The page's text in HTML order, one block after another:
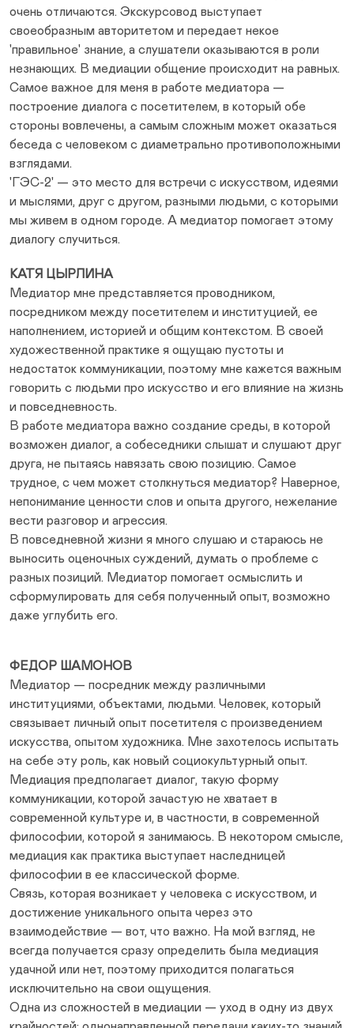
очень отличаются. Экскурсовод выступает
своеобразным авторитетом и передает некое
'правильное' знание, а слушатели оказываются в роли
незнающих. В медиации общение происходит на равных.
Самое важное для меня в работе медиатора —
построение диалога с посетителем, в который обе
стороны вовлечены, а самым сложным может оказаться
беседа с человеком с диаметрально противоположными
взглядами.
'ГЭС-2' — это место для встречи с искусством, идеями
и мыслями, друг с другом, разными людьми, с которыми
мы живем в одном городе. А медиатор помогает этому
диалогу случиться.
КАТЯ ЦЫРЛИНА
Медиатор мне представляется проводником,
посредником между посетителем и институцией, ее
наполнением, историей и общим контекстом. В своей
художественной практике я ощущаю пустоты и
недостаток коммуникации, поэтому мне кажется важным
говорить с людьми про искусство и его влияние на жизнь
и повседневность.
В работе медиатора важно создание среды, в которой
возможен диалог, а собеседники слышат и слушают друг
друга, не пытаясь навязать свою позицию. Самое
трудное, с чем может столкнуться медиатор? Наверное,
непонимание ценности слов и опыта другого, нежелание
вести разговор и агрессия.
В повседневной жизни я много слушаю и стараюсь не
выносить оценочных суждений, думать о проблеме с
разных позиций. Медиатор помогает осмыслить и
сформулировать для себя полученный опыт, возможно
даже углубить его.
ФЕДОР ШАМОНОВ
Медиатор — посредник между различными
институциями, объектами, людьми. Человек, который
связывает личный опыт посетителя с произведением
искусства, опытом художника. Мне захотелось испытать
на себе эту роль, как новый социокультурный опыт.
Медиация предполагает диалог, такую форму
коммуникации, которой зачастую не хватает в
современной культуре и, в частности, в современной
философии, которой я занимаюсь. В некотором смысле,
медиация как практика выступает наследницей
философии в ее классической форме.
Связь, которая возникает у человека с искусством, и
достижение уникального опыта через это
взаимодействие — вот, что важно. На мой взгляд, не
всегда получается сразу определить была медиация
удачной или нет, поэтому приходится полагаться
исключительно на свои ощущения.
Одна из сложностей в медиации — уход в одну из двух